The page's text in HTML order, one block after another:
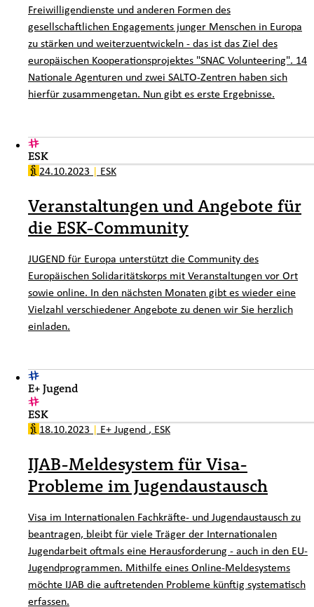
Freiwilligendienste und anderen Formen des
gesellschaftlichen Engagements junger Menschen in Europa
zu stärken und weiterzuentwickeln - das ist das Ziel des
europäischen Kooperationsprojektes "SNAC Volunteering". 14
Nationale Agenturen und zwei SALTO-Zentren haben sich
hierfür zusammengetan. Nun gibt es erste Ergebnisse.
ESK
24.10.2023 | ESK
Veranstaltungen und Angebote für
die ESK-Community
JUGEND für Europa unterstützt die Community des
Europäischen Solidaritätskorps mit Veranstaltungen vor Ort
sowie online. In den nächsten Monaten gibt es wieder eine
Vielzahl verschiedener Angebote zu denen wir Sie herzlich
einladen.
E+ Jugend
ESK
18.10.2023 | E+ Jugend , ESK
IJAB-Meldesystem für Visa-
Probleme im Jugendaustausch
Visa im Internationalen Fachkräfte- und Jugendaustausch zu
beantragen, bleibt für viele Träger der Internationalen
Jugendarbeit oftmals eine Herausforderung - auch in den EU-
Jugendprogrammen. Mithilfe eines Online-Meldesystems
möchte IJAB die auftretenden Probleme künftig systematisch
erfassen.